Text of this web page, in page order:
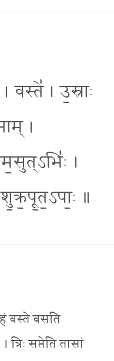
वस्ते॑ । उ॒स्राः
।
।
॥
वस्ते वसति
त्रिः सप्तेति तासां